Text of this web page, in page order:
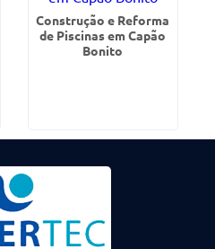
Construção e Reforma
de Piscinas em Capão
Bonito